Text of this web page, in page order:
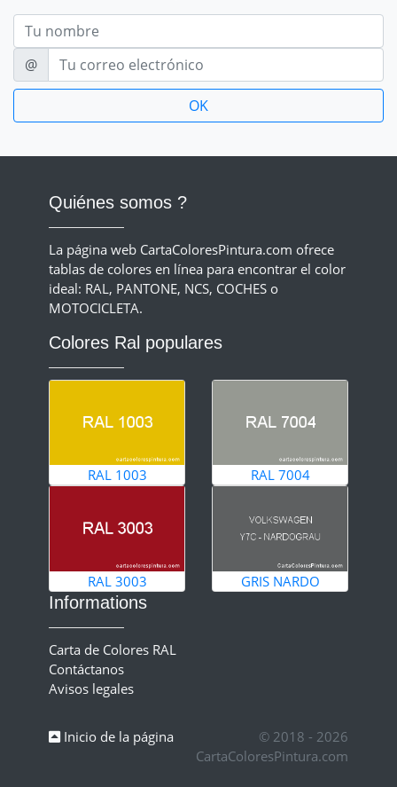
Nom
E-mail
@
Quiénes somos ?
La página web CartaColoresPintura.com ofrece
tablas de colores en línea para encontrar el color
ideal: RAL, PANTONE, NCS, COCHES o
MOTOCICLETA.
Colores Ral populares
RAL 1003 RAL 7004
RAL 3003 GRIS NARDO
Informations
Carta de Colores RAL
Contáctanos
Avisos legales
Inicio de la página
© 2018 - 2026
CartaColoresPintura.com